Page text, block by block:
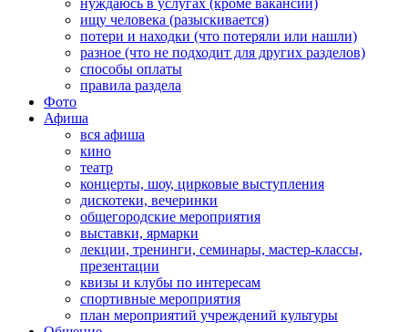
нуждаюсь в услугах (кроме вакансий)
ищу человека (разыскивается)
потери и находки (что потеряли или нашли)
разное (что не подходит для других разделов)
способы оплаты
правила раздела
Фото
Афиша
вся афиша
кино
театр
концерты, шоу, цирковые выступления
дискотеки, вечеринки
общегородские мероприятия
выставки, ярмарки
лекции, тренинги, семинары, мастер-классы,
презентации
квизы и клубы по интересам
спортивные мероприятия
план мероприятий учреждений культуры